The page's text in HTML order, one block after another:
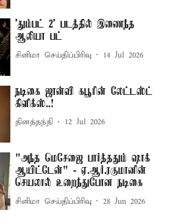
'தும்பட் 2' படத்தில் இணைந்த
ஆலியா பட்
சினிமா செய்திப்பிரிவு 14 Jul 2026
நடிகை ஜான்வி கபூரின் லேட்டஸ்ட்
கிளிக்ஸ்..!
தினத்தந்தி 12 Jul 2026
"அந்த மெசேஜை பார்த்ததும் ஷாக்
ஆயிட்டேன்" - ஏ.ஆர்.ரகுமானின்
செயலால் உறைந்துபோன நடிகை
சினிமா செய்திப்பிரிவு 28 Jun 2026